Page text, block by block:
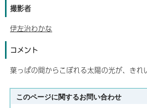
撮影者
伊左治わかな
コメント
葉っぱの間からこぼれる太陽の光が、きれ
このページに関するお問い合わせ